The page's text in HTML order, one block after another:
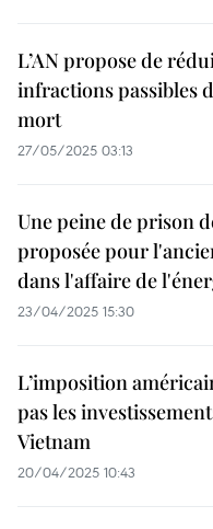
L’AN propose de
infractions passibles
mort
27/05/2025 03:13
Une peine de prison
proposée pour
dans l'affaire de
23/04/2025 15:30
L’imposition
pas les
Vietnam
20/04/2025 10:43